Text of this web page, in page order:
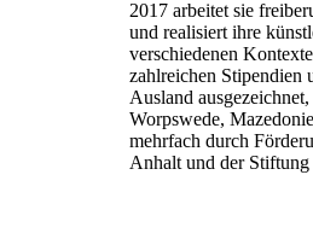
2017 arbeitet sie
und realisiert ihre
verschiedenen
zahlreichen Stipendien
Ausland
Worpswede,
mehrfach durch
Anhalt und der